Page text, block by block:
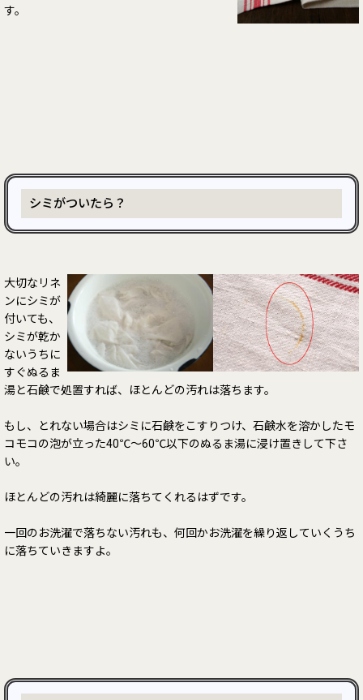
す。
シミがついたら？
大切なリネ
ンにシミが
付いても、
シミが乾か
ないうちに
すぐぬるま
湯と石鹸で処置すれば、ほとんどの汚れは落ちます。
もし、とれない場合はシミに石鹸をこすりつけ、石鹸水を溶かしたモ
コモコの泡が立った40℃～60℃以下のぬるま湯に浸け置きして下さ
い。
ほとんどの汚れは綺麗に落ちてくれるはずです。
一回のお洗濯で落ちない汚れも、何回かお洗濯を繰り返していくうち
に落ちていきますよ。